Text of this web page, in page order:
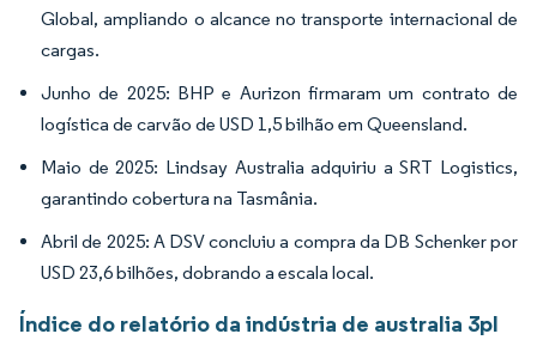
Global, ampliando o alcance no transporte internacional de
cargas.
Junho de 2025: BHP e Aurizon firmaram um contrato de
logística de carvão de USD 1,5 bilhão em Queensland.
Maio de 2025: Lindsay Australia adquiriu a SRT Logistics,
garantindo cobertura na Tasmânia.
Abril de 2025: A DSV concluiu a compra da DB Schenker por
USD 23,6 bilhões, dobrando a escala local.
Índice do relatório da indústria de australia 3pl